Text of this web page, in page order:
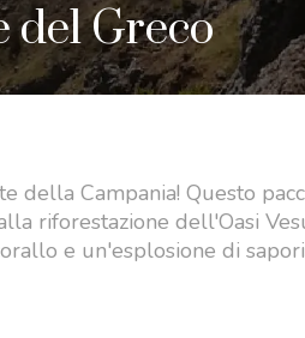
del Greco
della Campania! Questo
riforestazione dell'Oasi
e un'esplosione di